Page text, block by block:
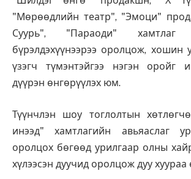
"Мөрөөдлийн театр", "Эмоци"
Суурь", "Параоди"
бүрэлдэхүүнээрээ оролцож, хошин
үзэгч түмэнтэйгээ нэгэн оройг
дүүрэн өнгөрүүлэх юм.
Түүнчлэн шоу тоглолтын
инээд" хамтлагийн авьяаслаг
оролцох бөгөөд урилгаар олны
хүлээсэн дуучид оролцож дуу